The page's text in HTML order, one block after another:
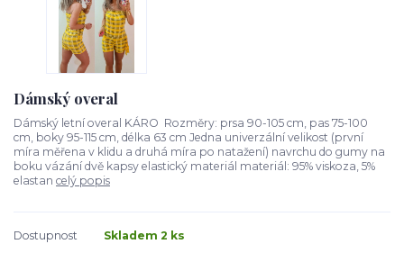
Dámský overal
Dámský letní overal KÁRO Rozměry: prsa 90-105 cm, pas 75-100
cm, boky 95-115 cm, délka 63 cm Jedna univerzální velikost (první
míra měřena v klidu a druhá míra po natažení) navrchu do gumy na
boku vázání dvě kapsy elastický materiál materiál: 95% viskoza, 5%
elastan celý popis
Dostupnost
Skladem 2 ks